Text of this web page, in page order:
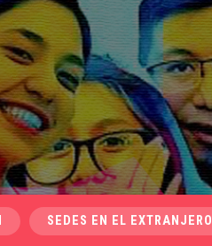
SEDES EN EL EXTRANJERO